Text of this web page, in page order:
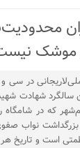
در سی و
سالگرد شهادت
که در شامگاه
بزرگداشت نواب
است و تاریخ